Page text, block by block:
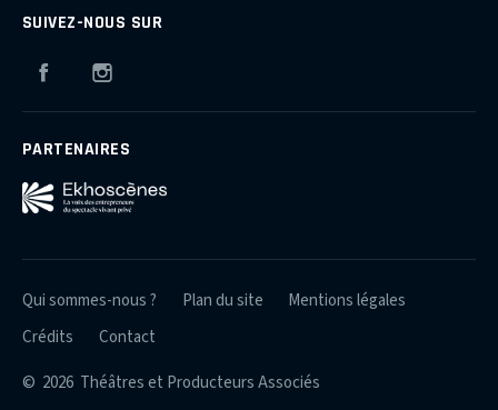
SUIVEZ-NOUS SUR
Facebook
PARTENAIRES
© 2026 Théâtres et Producteurs Associés
Qui sommes-nous ? Plan du site
Mentions légales
Crédits
Contact